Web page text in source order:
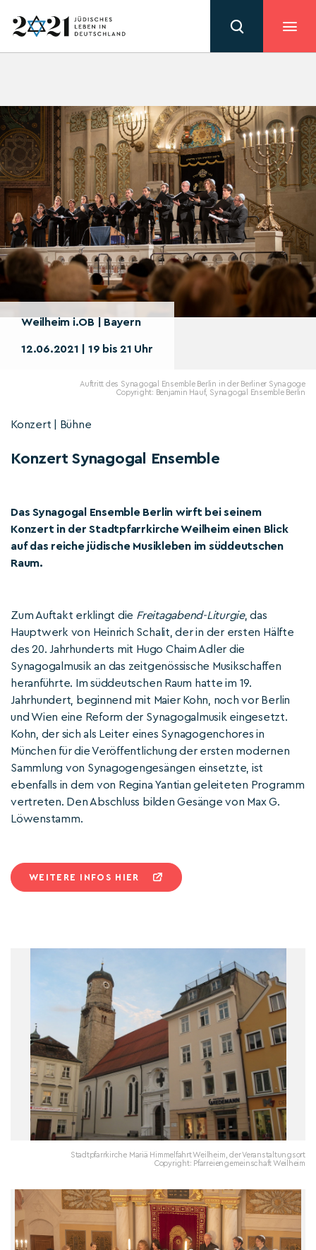
Weilheim i.OB | Bayern
12.06.2021 | 19 bis 21 Uhr
Auftritt des Synagogal Ensemble Berlin in der Berliner Synagoge
Copyright: Benjamin Hauf, Synagogal Ensemble Berlin
Konzert | Bühne
Konzert Synagogal Ensemble
Das Synagogal Ensemble Berlin wirft bei seinem
Konzert in der Stadtpfarrkirche Weilheim einen Blick
auf das reiche jüdische Musikleben im süddeutschen
Raum.
Zum Auftakt erklingt die Freitagabend-Liturgie, das
Hauptwerk von Heinrich Schalit, der in der ersten Hälfte
des 20. Jahrhunderts mit Hugo Chaim Adler die
Synagogalmusik an das zeitgenössische Musikschaffen
heranführte. Im süddeutschen Raum hatte im 19.
Jahrhundert, beginnend mit Maier Kohn, noch vor Berlin
und Wien eine Reform der Synagogalmusik eingesetzt.
Kohn, der sich als Leiter eines Synagogenchores in
München für die Veröffentlichung der ersten modernen
Sammlung von Synagogengesängen einsetzte, ist
ebenfalls in dem von Regina Yantian geleiteten Programm
vertreten. Den Abschluss bilden Gesänge von Max G.
Löwenstamm.
WEITERE INFOS HIER
Stadtpfarrkirche Mariä Himmelfahrt Weilheim, der Veranstaltungsort
Copyright: Pfarreiengemeinschaft Weilheim